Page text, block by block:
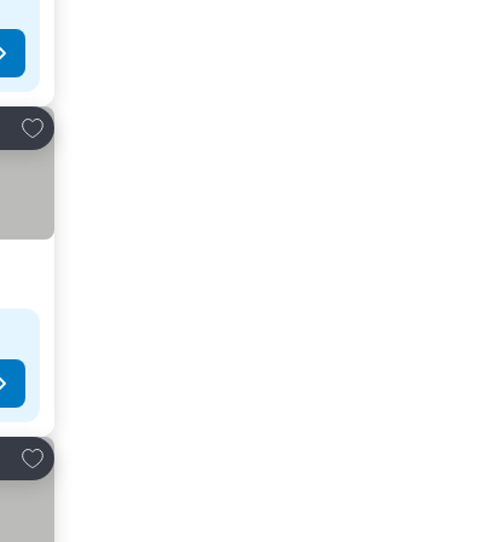
Legg til i favoritter
Legg til i favoritter